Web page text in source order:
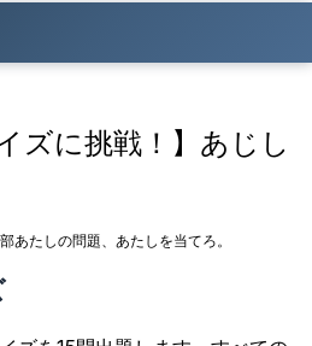
ズに挑戦！】あじし
たしの問題、あたしを当てろ。